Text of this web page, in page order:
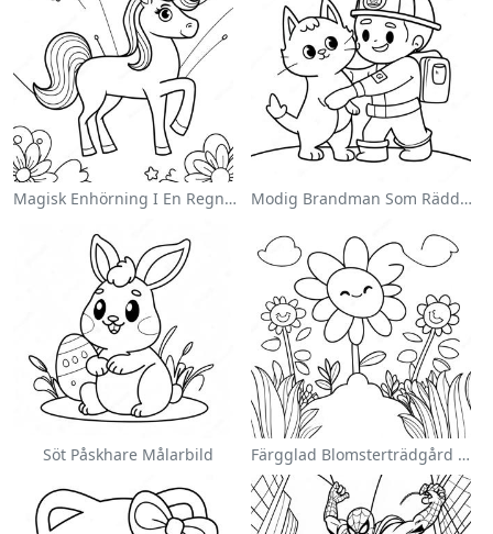
Magisk Enhörning I En Regnbåge Målarbild Modig Brandman Som Räddar En Katt Målarbild
Söt Påskhare Målarbild Färgglad Blomsterträdgård Målarbild